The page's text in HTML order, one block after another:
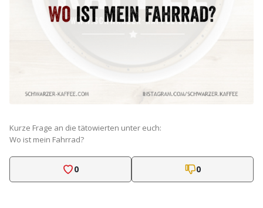
Kurze Frage an die tätowierten unter euch:
Wo ist mein Fahrrad?
0 0